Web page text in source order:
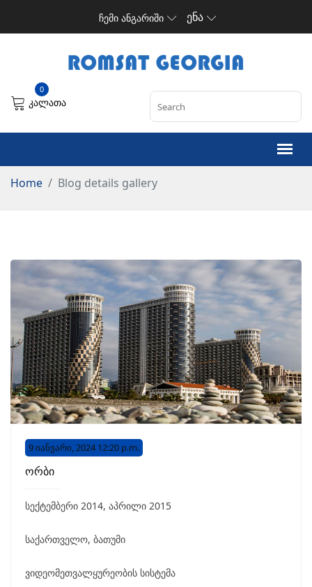
ჩემი ანგარიში ენა
0
კალათა
Home Blog details gallery
9 იანვარი, 2024 12:20 p.m.
ორბი
სექტემბერი 2014, აპრილი 2015
საქართველო, ბათუმი
ვიდეომეთვალყურეობის სისტემა